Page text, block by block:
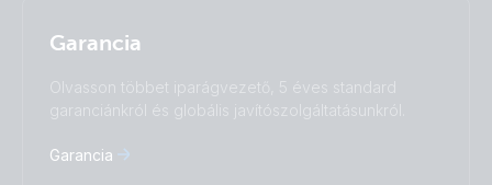
Garancia
Olvasson többet iparágvezető, 5 éves standard
garanciánkról és globális javítószolgáltatásunkról.
Garancia